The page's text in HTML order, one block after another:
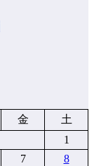
金
土
1
7
8